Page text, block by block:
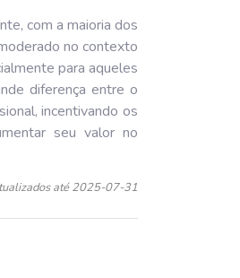
com a maioria dos
no contexto
para aqueles
diferença entre o
incentivando os
seu valor no
até 2025-07-31